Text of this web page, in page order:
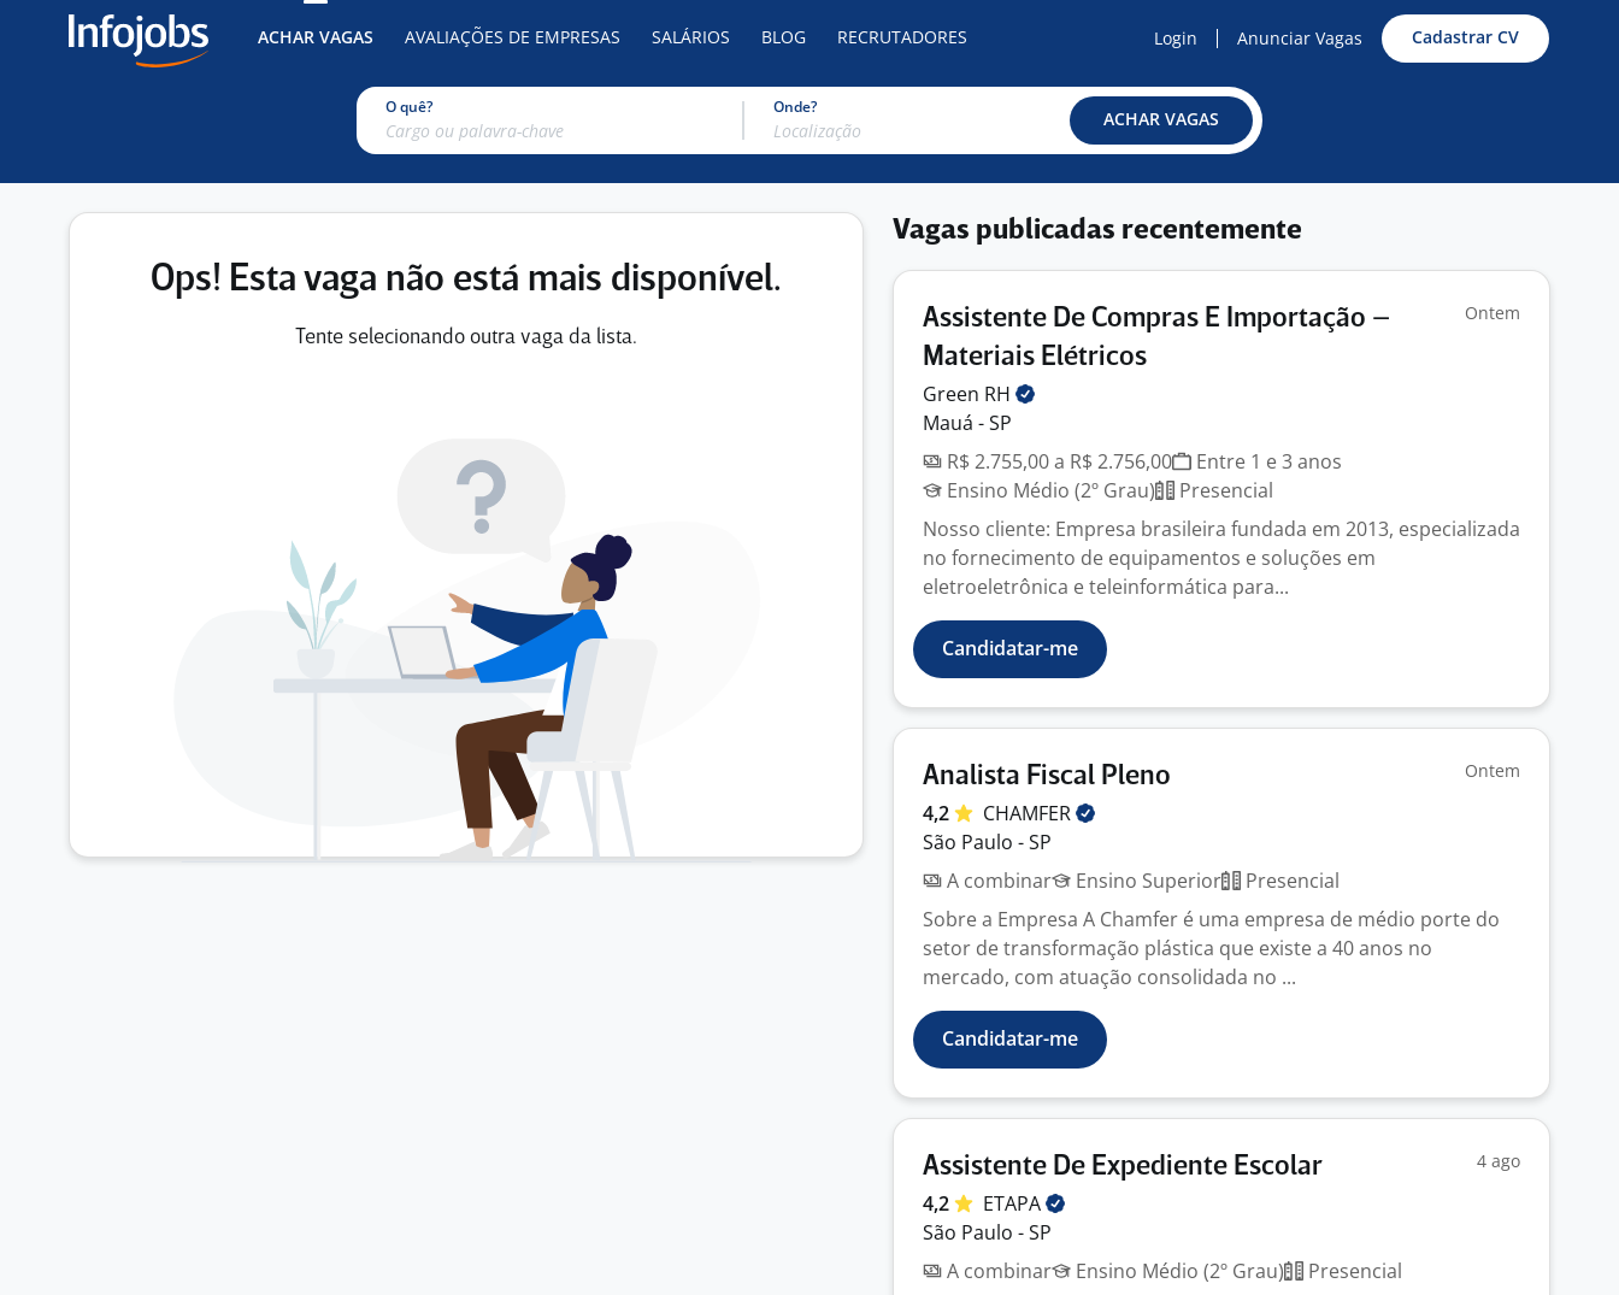
ACHAR VAGAS AVALIAÇÕES DE EMPRESAS SALÁRIOS BLOG RECRUTADORES Login Anunciar Vagas Cadastrar CV
O quê? Onde?
ACHAR VAGAS
Ops! Esta vaga não está mais disponível.
Tente selecionando outra vaga da lista.
Vagas publicadas recentemente
Assistente De Compras E Importação –
Materiais Elétricos
Ontem
Green RH
Mauá - SP
R$ 2.755,00 a R$ 2.756,00
Entre 1 e 3 anos
Ensino Médio (2º Grau)
Presencial
Nosso cliente: Empresa brasileira fundada em 2013, especializada
no fornecimento de equipamentos e soluções em
eletroeletrônica e teleinformática para...
Candidatar-me
Analista Fiscal Pleno Ontem
4,2
CHAMFER
São Paulo - SP
A combinar
Ensino Superior
Presencial
Sobre a Empresa A Chamfer é uma empresa de médio porte do
setor de transformação plástica que existe a 40 anos no
mercado, com atuação consolidada no ...
Candidatar-me
Assistente De Expediente Escolar 4 ago
4,2
ETAPA
São Paulo - SP
A combinar
Ensino Médio (2º Grau)
Presencial